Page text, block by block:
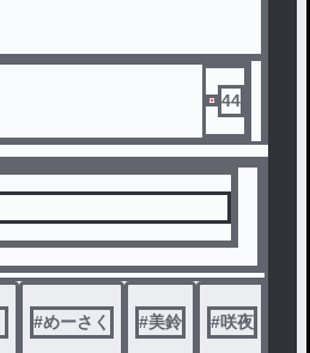
44
#めーさく #美鈴 #咲夜